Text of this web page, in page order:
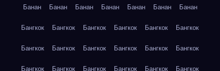
Банан Банан Банан Банан Банан Банан Банан
Бангкок Бангкок Бангкок Бангкок Бангкок Бангкок
Бангкок Бангкок Бангкок Бангкок Бангкок Бангкок
Бангкок Бангкок Бангкок Бангкок Бангкок Бангкок